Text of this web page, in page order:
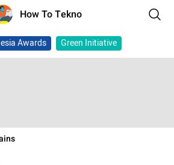
How To Tekno
Awards Green Initiative